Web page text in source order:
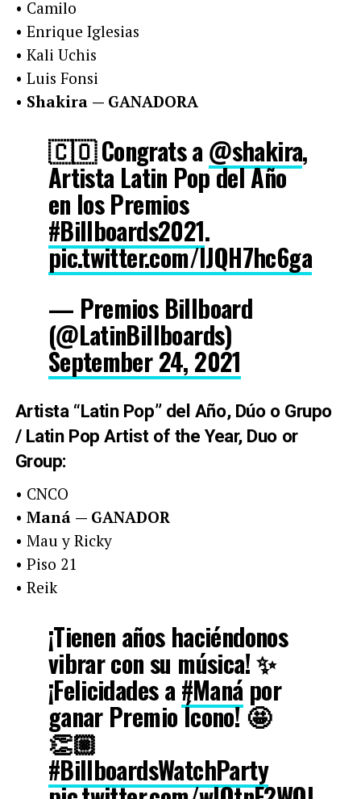
• Camilo
• Enrique Iglesias
• Kali Uchis
• Luis Fonsi
• Shakira — GANADORA
🇨🇴 Congrats a@shakira,
Artista Latin Pop del Año
en los Premios
#Billboards2021.
pic.twitter.com/lJQH7hc6ga
— Premios Billboard
(@LatinBillboards)
September 24, 2021
Artista “Latin Pop” del Año, Dúo o Grupo
/ Latin Pop Artist of the Year, Duo or
Group:
• CNCO
• Maná — GANADOR
• Mau y Ricky
• Piso 21
• Reik
¡Tienen años haciéndonos
vibrar con su música! ✨
¡Felicidades a#Manápor
ganar Premio Ícono! 🤩
👏🏼
#BillboardsWatchParty